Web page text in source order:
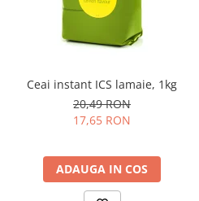
Ceai instant ICS lamaie, 1kg
20,49 RON
17,65 RON
ADAUGA IN COS